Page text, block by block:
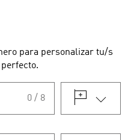
para personalizar tu/s
0 / 8